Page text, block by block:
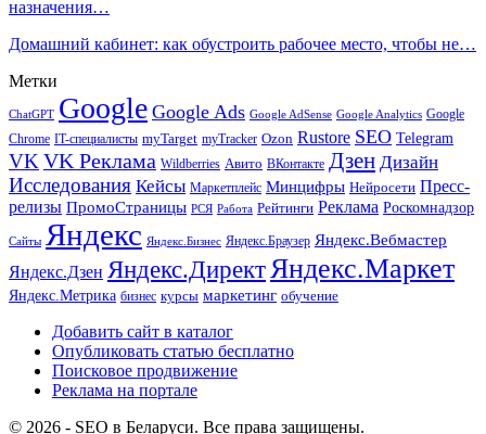
назначения…
Домашний кабинет: как обустроить рабочее место, чтобы не…
Метки
ChatGPT Google Google Ads Google AdSense Google Analytics Google
Chrome IT-специалисты myTarget myTracker Ozon Rustore SEO Telegram
VK VK Реклама Wildberries Авито ВКонтакте Дзен Дизайн
Исследования Кейсы Маркетплейс Минцифры Нейросети Пресс-
релизы ПромоСтраницы РСЯ Работа Рейтинги Реклама Роскомнадзор
Сайты Яндекс Яндекс.Бизнес Яндекс.Браузер Яндекс.Вебмастер
Яндекс.Дзен Яндекс.ДиректЯндекс.Маркет
Яндекс.Метрика бизнес курсы маркетинг обучение
Добавить сайт в каталог
Опубликовать статью бесплатно
Поисковое продвижение
Реклама на портале
© 2026 - SEO в Беларуси. Все права защищены.